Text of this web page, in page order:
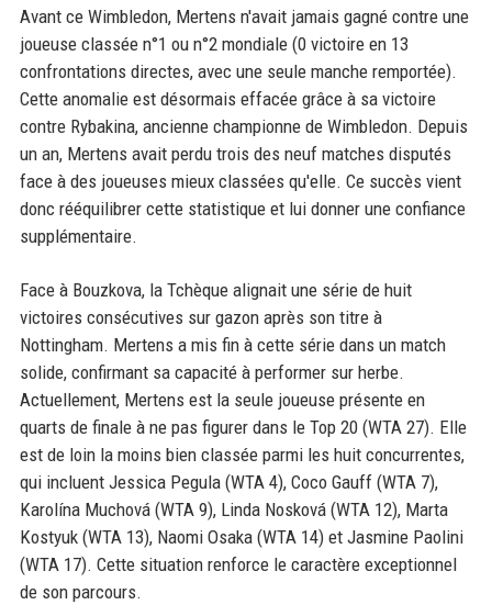
Avant ce Wimbledon, Mertens n'avait jamais gagné contre une
joueuse classée n°1 ou n°2 mondiale (0 victoire en 13
confrontations directes, avec une seule manche remportée).
Cette anomalie est désormais effacée grâce à sa victoire
contre Rybakina, ancienne championne de Wimbledon. Depuis
un an, Mertens avait perdu trois des neuf matches disputés
face à des joueuses mieux classées qu'elle. Ce succès vient
donc rééquilibrer cette statistique et lui donner une confiance
supplémentaire.
Face à Bouzkova, la Tchèque alignait une série de huit
victoires consécutives sur gazon après son titre à
Nottingham. Mertens a mis fin à cette série dans un match
solide, confirmant sa capacité à performer sur herbe.
Actuellement, Mertens est la seule joueuse présente en
quarts de finale à ne pas figurer dans le Top 20 (WTA 27). Elle
est de loin la moins bien classée parmi les huit concurrentes,
qui incluent Jessica Pegula (WTA 4), Coco Gauff (WTA 7),
Karolína Muchová (WTA 9), Linda Nosková (WTA 12), Marta
Kostyuk (WTA 13), Naomi Osaka (WTA 14) et Jasmine Paolini
(WTA 17). Cette situation renforce le caractère exceptionnel
de son parcours.